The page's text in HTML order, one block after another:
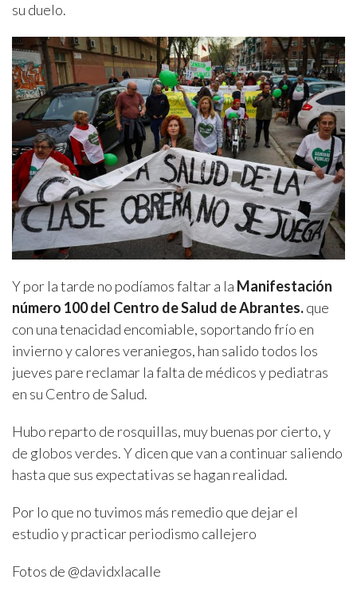
su duelo.
Y por la tarde no podíamos faltar a la Manifestación
número 100 del Centro de Salud de Abrantes.que
con una tenacidad encomiable, soportando frío en
invierno y calores veraniegos, han salido todos los
jueves pare reclamar la falta de médicos y pediatras
en su Centro de Salud.
Hubo reparto de rosquillas, muy buenas por cierto, y
de globos verdes. Y dicen que van a continuar saliendo
hasta que sus expectativas se hagan realidad.
Por lo que no tuvimos más remedio que dejar el
estudio y practicar periodismo callejero
Fotos de @davidxlacalle